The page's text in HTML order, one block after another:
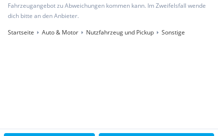
Fahrzeugangebot zu Abweichungen kommen kann. Im Zweifelsfall wende
dich bitte an den Anbieter.
Startseite
Auto & Motor Nutzfahrzeug und Pickup Sonstige